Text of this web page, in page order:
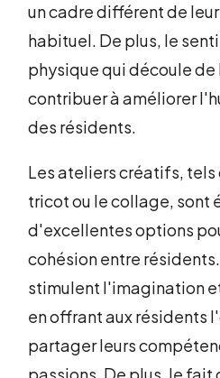
un cadre différent de
habituel. De plus, le
physique qui découle
contribuer à améliorer
des résidents.
Les ateliers créatifs, tels
tricot ou le collage, sont
d'excellentes options
cohésion entre
stimulent l'imagination
en offrant aux résidents
partager leurs